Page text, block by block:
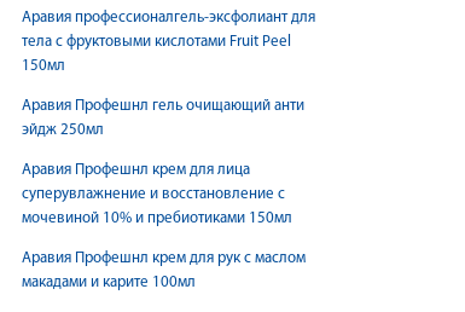
Аравия профессионалгель-эксфолиант для
тела с фруктовыми кислотами Fruit Peel
150мл
Аравия Профешнл гель очищающий анти
эйдж 250мл
Аравия Профешнл крем для лица
суперувлажнение и восстановление с
мочевиной 10% и пребиотиками 150мл
Аравия Профешнл крем для рук с маслом
макадами и карите 100мл